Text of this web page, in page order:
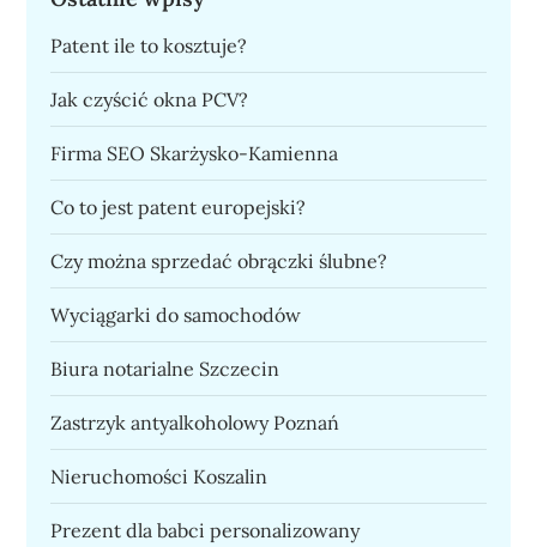
Patent ile to kosztuje?
Jak czyścić okna PCV?
Firma SEO Skarżysko-Kamienna
Co to jest patent europejski?
Czy można sprzedać obrączki ślubne?
Wyciągarki do samochodów
Biura notarialne Szczecin
Zastrzyk antyalkoholowy Poznań
Nieruchomości Koszalin
Prezent dla babci personalizowany